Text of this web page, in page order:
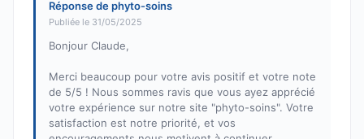
Réponse de phyto-soins
Publiée le 31/05/2025
Bonjour Claude,
Merci beaucoup pour votre avis positif et votre note
de 5/5 ! Nous sommes ravis que vous ayez apprécié
votre expérience sur notre site "phyto-soins". Votre
satisfaction est notre priorité, et vos